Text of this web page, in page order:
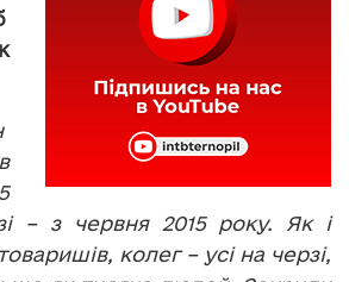
– з червня 2015 року. Як і
колег – усі на черзі,